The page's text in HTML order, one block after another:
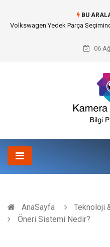
BU
Düğün Fotoğrafçısı Seçimiyle
06
AnaSayfa
Teknoloji
Öneri Sistemi Nedir?